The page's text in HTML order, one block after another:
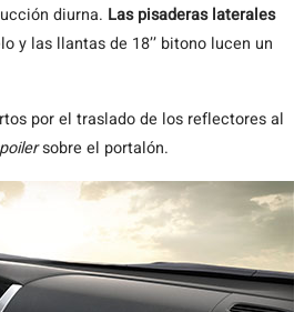
diurna. Las pisaderas laterales
las llantas de 18’’ bitono lucen un
por el traslado de los reflectores al
sobre el portalón.